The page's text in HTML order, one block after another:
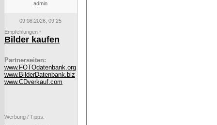
admin
09.08.2026, 09:25
Empfehlungen *
Bilder kaufen
Partnerseiten:
www.FOTOdatenbank.org
www.BilderDatenbank.biz
www.CDverkauf.com
Werbung / Tipps: